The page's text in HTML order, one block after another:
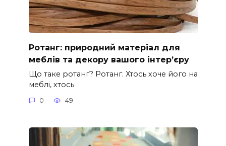
Ротанг: природний матеріал для
меблів та декору вашого інтер’єру
Що таке ротанг? Ротанг. Хтось хоче його на
меблі, хтось
0 49